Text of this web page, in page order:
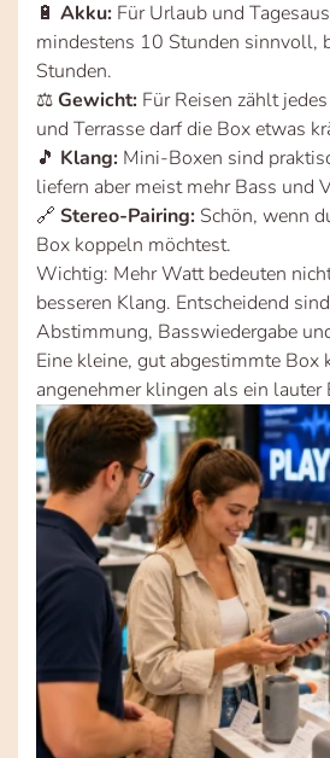
🔋 Akku: Für Urlaub und
mindestens 10 Stunden sinnvoll,
Stunden.
⚖️Gewicht: Für Reisen zählt
und Terrasse darf die Box etwas
🎵 Klang: Mini-Boxen sind
liefern aber meist mehr Bass und
🔗 Stereo-Pairing: Schön, wenn
Box koppeln möchtest.
Wichtig: Mehr Watt bedeuten
besseren Klang. Entscheidend
Abstimmung, Basswiedergabe
Eine kleine, gut abgestimmte Box
angenehmer klingen als ein